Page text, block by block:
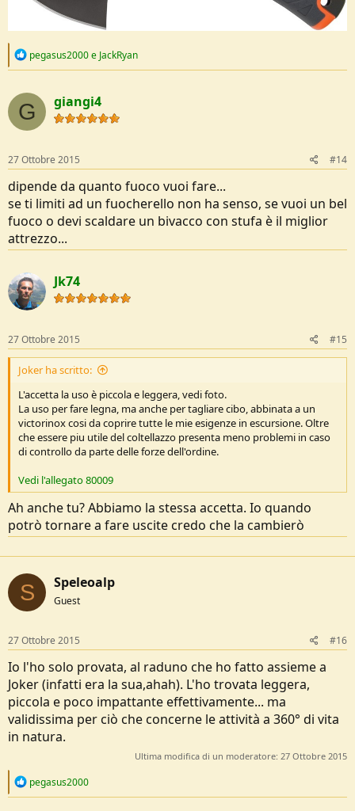
R
c
t
i
o
s
:
pegasus2000e JackRyan
G giangi4
27 Ottobre 2015 #14
dipende da quanto fuoco vuoi fare...
se ti limiti ad un fuocherello non ha senso, se vuoi un bel
fuoco o devi scaldare un bivacco con stufa è il miglior
attrezzo...
Jk74
27 Ottobre 2015 #15
Joker ha scritto:
L'accetta la uso è piccola e leggera, vedi foto.
La uso per fare legna, ma anche per tagliare cibo, abbinata a un
victorinox cosi da coprire tutte le mie esigenze in escursione. Oltre
che essere piu utile del coltellazzo presenta meno problemi in caso
di controllo da parte delle forze dell'ordine.
Vedi l'allegato 80009
Ah anche tu? Abbiamo la stessa accetta. Io quando
potrò tornare a fare uscite credo che la cambierò
S Speleoalp
Guest
27 Ottobre 2015 #16
Io l'ho solo provata, al raduno che ho fatto assieme a
Joker (infatti era la sua,ahah). L'ho trovata leggera,
piccola e poco impattante effettivamente... ma
validissima per ciò che concerne le attività a 360° di vita
in natura.
Ultima modifica di un moderatore: 27 Ottobre 2015
R
pegasus2000